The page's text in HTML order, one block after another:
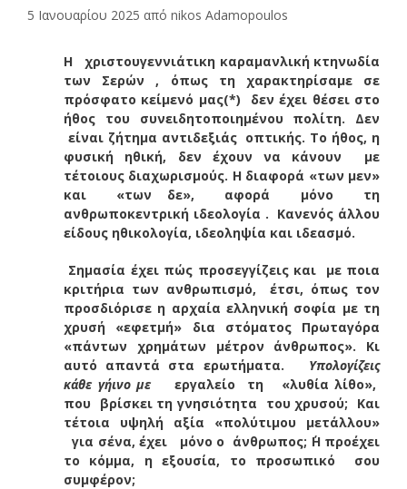
5 Ιανουαρίου 2025 από nikos Adamopoulos
Η χριστουγεννιάτικη καραμανλική κτηνωδία
των Σερών , όπως τη χαρακτηρίσαμε σε
πρόσφατο κείμενό μας(*) δεν έχει θέσει στο
ήθος του συνειδητοποιημένου πολίτη. Δεν
είναι ζήτημα αντιδεξιάς οπτικής. Το ήθος, η
φυσική ηθική, δεν έχουν να κάνουν με
τέτοιους διαχωρισμούς. Η διαφορά «των μεν»
και «των δε», αφορά μόνο τη
ανθρωποκεντρική ιδεολογία . Κανενός άλλου
είδους ηθικολογία, ιδεοληψία και ιδεασμό.
Σημασία έχει πώς προσεγγίζεις και με ποια
κριτήρια των ανθρωπισμό, έτσι, όπως τον
προσδιόρισε η αρχαία ελληνική σοφία με τη
χρυσή «εφετμή» δια στόματος Πρωταγόρα
«πάντων χρημάτων μέτρον άνθρωπος». Κι
αυτό απαντά στα ερωτήματα.
Υπολογίζεις
κάθε γήινο με
εργαλείο τη «λυθία λίθο»,
που βρίσκει τη γνησιότητα του χρυσού; Και
τέτοια υψηλή αξία «πολύτιμου μετάλλου»
για σένα, έχει μόνο ο άνθρωπος; ΄Η προέχει
το κόμμα, η εξουσία, το προσωπικό σου
συμφέρον;